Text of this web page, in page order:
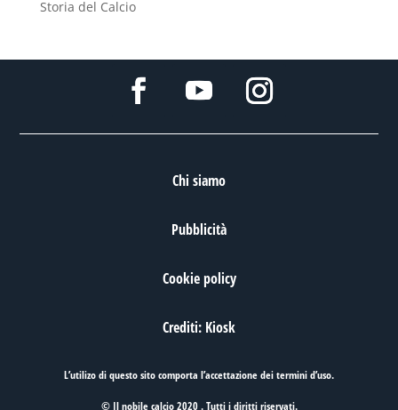
Storia del Calcio
Chi siamo
Pubblicità
Cookie policy
Crediti: Kiosk
L’utilizo di questo sito comporta l’accettazione deitermini d’uso.
© Il nobile calcio 2020 . Tutti i diritti riservati.